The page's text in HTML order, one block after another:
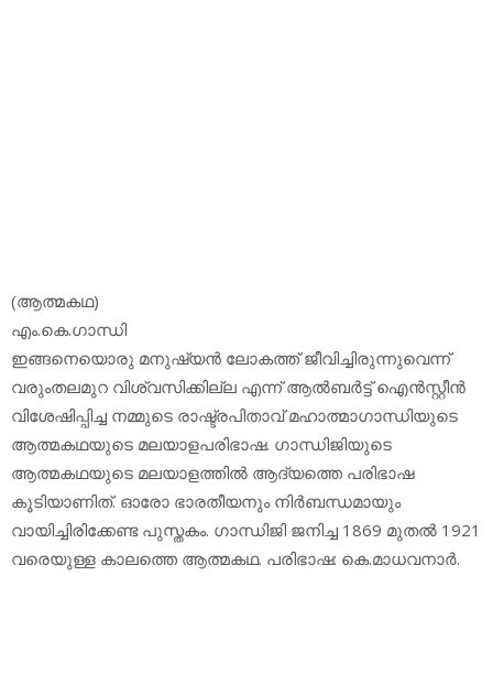
(ആത്മകഥ)
എം.കെ.ഗാന്ധി
ഇങ്ങനെയൊരു മനുഷ്യന്‍ ലോകത്ത് ജീവിച്ചിരുന്നുവെന്ന്
വരുംതലമുറ വിശ്വസിക്കില്ല എന്ന് ആല്‍ബര്‍ട്ട് ഐന്‍സ്റ്റീന്‍
വിശേഷിപ്പിച്ച നമ്മുടെ രാഷ്ട്രപിതാവ് മഹാത്മാഗാന്ധിയുടെ
ആത്മകഥയുടെ മലയാളപരിഭാഷ. ഗാന്ധിജിയുടെ
ആത്മകഥയുടെ മലയാളത്തില്‍ ആദ്യത്തെ പരിഭാഷ
കൂടിയാണിത്. ഓരോ ഭാരതീയനും നിര്‍ബന്ധമായും
വായിച്ചിരിക്കേണ്ട പുസ്തകം. ഗാന്ധിജി ജനിച്ച 1869 മുതല്‍ 1921
വരെയുള്ള കാലത്തെ ആത്മകഥ. പരിഭാഷ: കെ.മാധവനാര്‍.